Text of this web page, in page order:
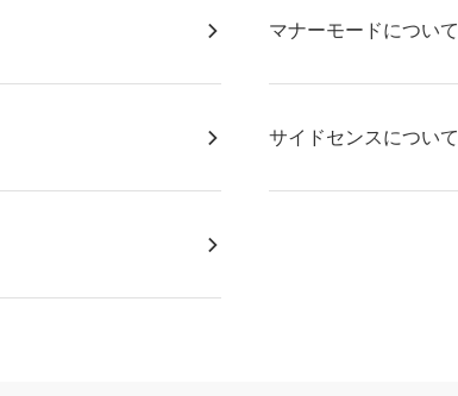
マナーモードについて
サイドセンスについて